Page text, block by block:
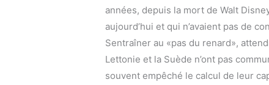
années, depuis la mort de Walt
aujourd’hui et qui n’avaient pas de
Sentraîner au «pas du renard»,
Lettonie et la Suède n’ont pas
souvent empêché le calcul de leur